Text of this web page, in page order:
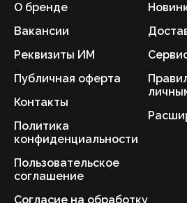
О бренде
Вакансии
Реквизиты ИМ
Публичная оферта
Контакты
Политика
конфиденциальности
Пользовательское
соглашение
Согласие на обработку